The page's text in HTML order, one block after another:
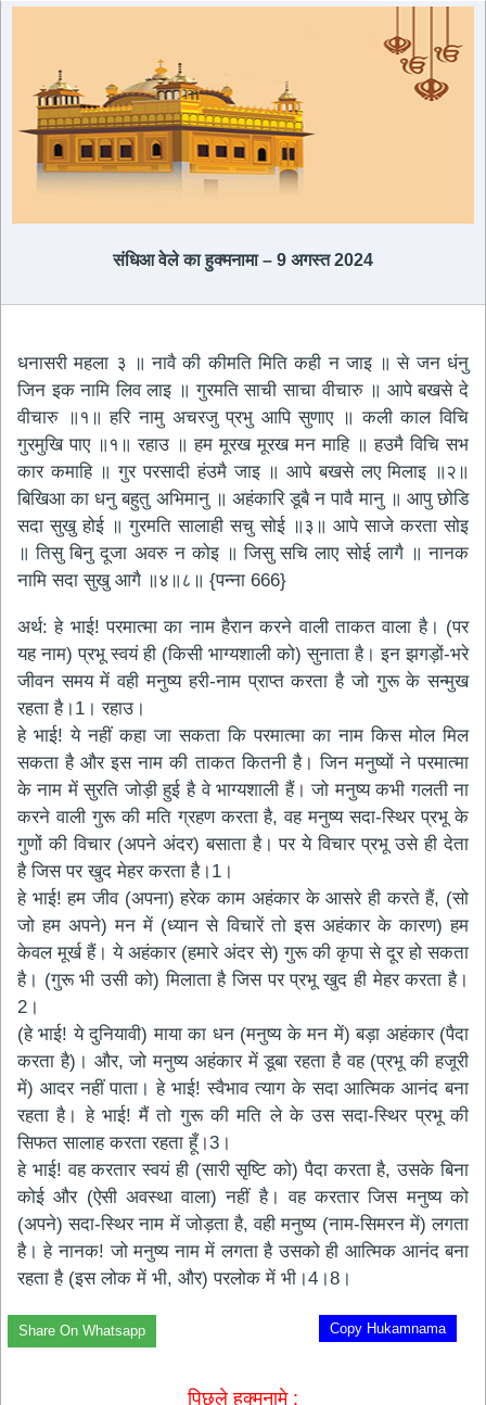
संधिआ वेले का हुक्मनामा – 9 अगस्त 2024
धनासरी महला ३ ॥ नावै की कीमति मिति कही न जाइ ॥ से जन धंनु
जिन इक नामि लिव लाइ ॥ गुरमति साची साचा वीचारु ॥ आपे बखसे दे
वीचारु ॥१॥ हरि नामु अचरजु प्रभु आपि सुणाए ॥ कली काल विचि
गुरमुखि पाए ॥१॥ रहाउ ॥ हम मूरख मूरख मन माहि ॥ हउमै विचि सभ
कार कमाहि ॥ गुर परसादी हंउमै जाइ ॥ आपे बखसे लए मिलाइ ॥२॥
बिखिआ का धनु बहुतु अभिमानु ॥ अहंकारि डूबै न पावै मानु ॥ आपु छोडि
सदा सुखु होई ॥ गुरमति सालाही सचु सोई ॥३॥ आपे साजे करता सोइ
॥ तिसु बिनु दूजा अवरु न कोइ ॥ जिसु सचि लाए सोई लागै ॥ नानक
नामि सदा सुखु आगै ॥४॥८॥ {पन्ना 666}
अर्थ: हे भाई! परमात्मा का नाम हैरान करने वाली ताकत वाला है। (पर
यह नाम) प्रभू स्वयं ही (किसी भाग्यशाली को) सुनाता है। इन झगड़ों-भरे
जीवन समय में वही मनुष्य हरी-नाम प्राप्त करता है जो गुरू के सन्मुख
रहता है।1। रहाउ।
हे भाई! ये नहीं कहा जा सकता कि परमात्मा का नाम किस मोल मिल
सकता है और इस नाम की ताकत कितनी है। जिन मनुष्यों ने परमात्मा
के नाम में सुरति जोड़ी हुई है वे भाग्यशाली हैं। जो मनुष्य कभी गलती ना
करने वाली गुरू की मति ग्रहण करता है, वह मनुष्य सदा-स्थिर प्रभू के
गुणों की विचार (अपने अंदर) बसाता है। पर ये विचार प्रभू उसे ही देता
है जिस पर खुद मेहर करता है।1।
हे भाई! हम जीव (अपना) हरेक काम अहंकार के आसरे ही करते हैं, (सो
जो हम अपने) मन में (ध्यान से विचारें तो इस अहंकार के कारण) हम
केवल मूर्ख हैं। ये अहंकार (हमारे अंदर से) गुरू की कृपा से दूर हो सकता
है। (गुरू भी उसी को) मिलाता है जिस पर प्रभू खुद ही मेहर करता है।
2।
(हे भाई! ये दुनियावी) माया का धन (मनुष्य के मन में) बड़ा अहंकार (पैदा
करता है)। और, जो मनुष्य अहंकार में डूबा रहता है वह (प्रभू की हजूरी
में) आदर नहीं पाता। हे भाई! स्वैभाव त्याग के सदा आत्मिक आनंद बना
रहता है। हे भाई! मैं तो गुरू की मति ले के उस सदा-स्थिर प्रभू की
सिफत सालाह करता रहता हूँ।3।
हे भाई! वह करतार स्वयं ही (सारी सृष्टि को) पैदा करता है, उसके बिना
कोई और (ऐसी अवस्था वाला) नहीं है। वह करतार जिस मनुष्य को
(अपने) सदा-स्थिर नाम में जोड़ता है, वही मनुष्य (नाम-सिमरन में) लगता
है। हे नानक! जो मनुष्य नाम में लगता है उसको ही आत्मिक आनंद बना
रहता है (इस लोक में भी, और) परलोक में भी।4।8।
Copy Hukamnama
Share On Whatsapp
पिछले हुक्मनामे :